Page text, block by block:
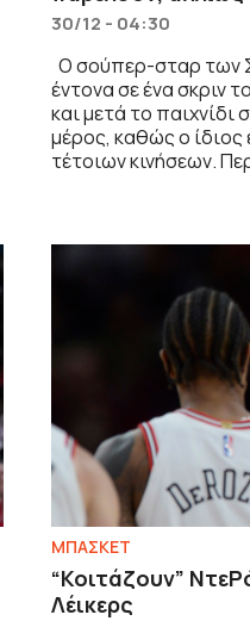
30/12 - 04:30
Ο σούπερ-σταρ των
έντονα σε ένα σκριν
και μετά το παιχνίδι
μέρος, καθώς ο ίδιος
τέτοιων κινήσεων.
ΜΠΑΣΚΕΤ
“Κοιτάζουν”
Λέικερς